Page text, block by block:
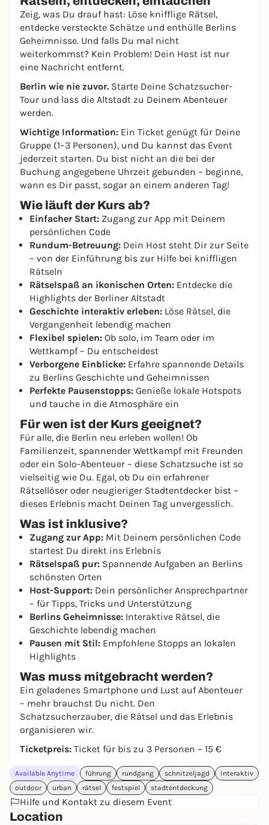
Zeig, was Du drauf hast: Löse knifflige Rätsel,
entdecke versteckte Schätze und enthülle Berlins
Geheimnisse. Und falls Du mal nicht
weiterkommst? Kein Problem! Dein Host ist nur
eine Nachricht entfernt.
Berlin wie nie zuvor. Starte Deine Schatzsucher-
Tour und lass die Altstadt zu Deinem Abenteuer
werden.
Wichtige Information: Ein Ticket genügt für Deine
Gruppe (1–3 Personen), und Du kannst das Event
jederzeit starten. Du bist nicht an die bei der
Buchung angegebene Uhrzeit gebunden – beginne,
wann es Dir passt, sogar an einem anderen Tag!
Wie läuft der Kurs ab?
Einfacher Start: Zugang zur App mit Deinem
persönlichen Code
Rundum-Betreuung: Dein Host steht Dir zur Seite
– von der Einführung bis zur Hilfe bei kniffligen
Rätseln
Rätselspaß an ikonischen Orten: Entdecke die
Highlights der Berliner Altstadt
Geschichte interaktiv erleben: Löse Rätsel, die
Vergangenheit lebendig machen
Flexibel spielen: Ob solo, im Team oder im
Wettkampf – Du entscheidest
Verborgene Einblicke: Erfahre spannende Details
zu Berlins Geschichte und Geheimnissen
Perfekte Pausenstopps: Genieße lokale Hotspots
und tauche in die Atmosphäre ein
Für wen ist der Kurs geeignet?
Für alle, die Berlin neu erleben wollen! Ob
Familienzeit, spannender Wettkampf mit Freunden
oder ein Solo-Abenteuer – diese Schatzsuche ist so
vielseitig wie Du. Egal, ob Du ein erfahrener
Rätsellöser oder neugieriger Stadtentdecker bist –
dieses Erlebnis macht Deinen Tag unvergesslich.
Was ist inklusive?
Zugang zur App: Mit Deinem persönlichen Code
startest Du direkt ins Erlebnis
Rätselspaß pur: Spannende Aufgaben an Berlins
schönsten Orten
Host-Support: Dein persönlicher Ansprechpartner
– für Tipps, Tricks und Unterstützung
Berlins Geheimnisse: Interaktive Rätsel, die
Geschichte lebendig machen
Pausen mit Stil: Empfohlene Stopps an lokalen
Highlights
Was muss mitgebracht werden?
Ein geladenes Smartphone und Lust auf Abenteuer
– mehr brauchst Du nicht. Den
Schatzsucherzauber, die Rätsel und das Erlebnis
organisieren wir.
Ticketpreis: Ticket für bis zu 3 Personen – 15 €
Available Anytime führung rundgang schnitzeljagd
interaktiv
outdoor
urban rätsel festspiel stadtentdeckung
Hilfe und Kontakt zu diesem Event
Location